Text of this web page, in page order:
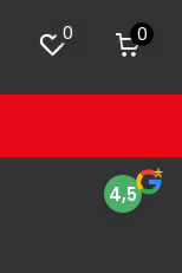
0 0
4,5